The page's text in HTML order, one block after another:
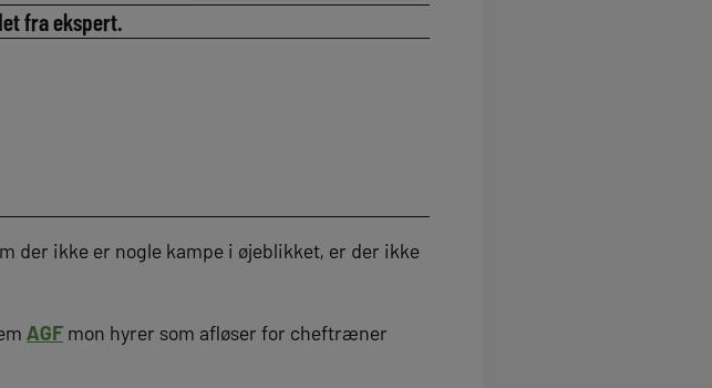
fra ekspert.
ikke er nogle kampe i øjeblikket, er der ikke
AGF mon hyrer som afløser for cheftræner